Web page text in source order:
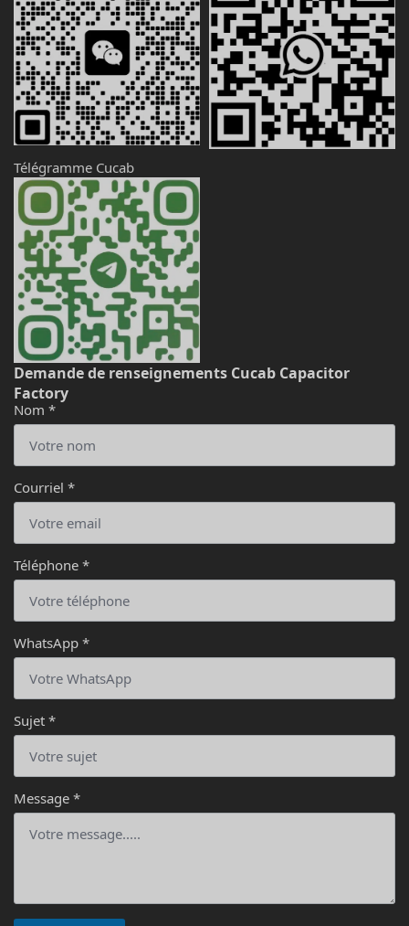
Télégramme Cucab
Demande de renseignements Cucab Capacitor
Factory
Nom *
Courriel *
Téléphone *
WhatsApp *
Sujet *
Message *